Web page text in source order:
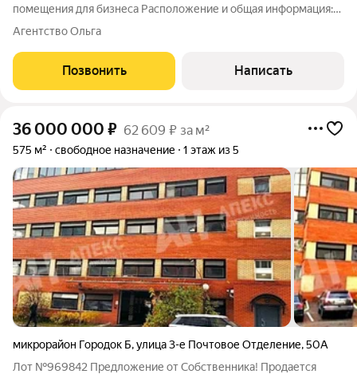
помещения для бизнеса Расположение и общая информация:
Московская область, г. Люберцы, Октябрьский проспект 403
нежилых помещений Площадь
Агентство Ольга
Позвонить Написать
36 000 000 ₽ 62 609 ₽ за м²
575 м² свободное назначение 1 этаж из 5
микрорайон Городок Б,улица 3-е Почтовое Отделение,50А
Лот №969842 Предложение от Собственника! Продается